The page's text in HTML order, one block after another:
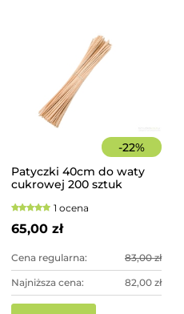
-22%
Patyczki 40cm do waty
cukrowej 200 sztuk
1 ocena
65,00 zł
Cena regularna: 83,00 zł
Najniższa cena: 82,00 zł